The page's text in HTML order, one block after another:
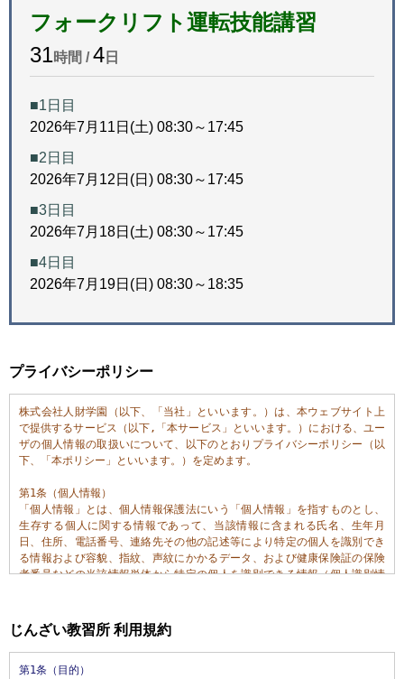
フォークリフト運転技能講習
31時間 /4 日
■1日目
2026年7月11日(土) 08:30～17:45
■2日目
2026年7月12日(日) 08:30～17:45
■3日目
2026年7月18日(土) 08:30～17:45
■4日目
2026年7月19日(日) 08:30～18:35
プライバシーポリシー
株式会社人財学園（以下、「当社」といいます。）は、本ウェブサイト上
で提供するサービス（以下,「本サービス」といいます。）における、ユー
ザの個人情報の取扱いについて、以下のとおりプライバシーポリシー（以
下、「本ポリシー」といいます。）を定めます。
第1条（個人情報）
「個人情報」とは、個人情報保護法にいう「個人情報」を指すものとし、
生存する個人に関する情報であって、当該情報に含まれる氏名、生年月
日、住所、電話番号、連絡先その他の記述等により特定の個人を識別でき
る情報および容貌、指紋、声紋にかかるデータ、および健康保険証の保険
者番号などの当該情報単体から特定の個人を識別できる情報（個人識別情
第2条（個人情報の収集方法）
当社は、ユーザが利用登録をする際に氏名、生年月日、住所、電話番号、
メールアドレス、銀行口座番号、運転免許証番号などの個人情報をお尋ね
することがあります。また、ユーザと提携先などとの間でなされたユーザ
じんざい教習所 利用規約
第1条（目的）